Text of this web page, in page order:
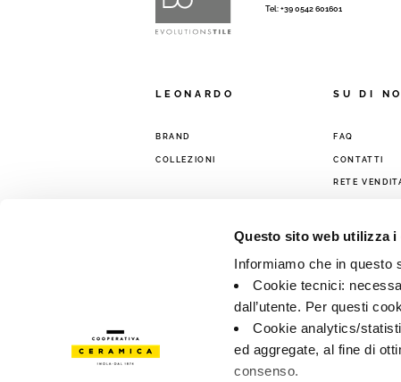
Questo sito web utilizza i
Informiamo che in questo
Cookie tecnici:
dall’utente. Per questi
Cookie analytics/
ed aggregate, al fine di
consenso.
Tel: +39 0542 601601
LEONARDO
BRAND
COLLEZIONI
SU DI
FAQ
CONTATTI
RETE